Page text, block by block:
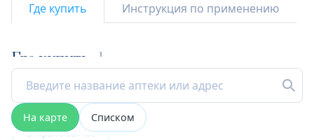
Где купить Инструкция по применению
Где купить 1
На карте Списком
Открыта сейчас